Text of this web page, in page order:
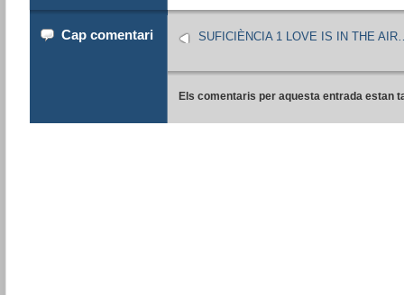
Cap comentari SUFICIÈNCIA 1 LOVE IS IN THE
Els comentaris per aquesta entrada estan